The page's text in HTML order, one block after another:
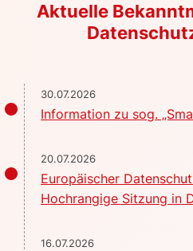
Aktuelle
30.07.2026
Information zu sog.
20.07.2026
Europäischer
Hochrangige Sitzung in
16.07.2026